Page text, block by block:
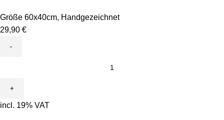
Größe 60x40cm, Handgezeichnet
29,90 €
Ausmalen
-
incl. 19% VAT